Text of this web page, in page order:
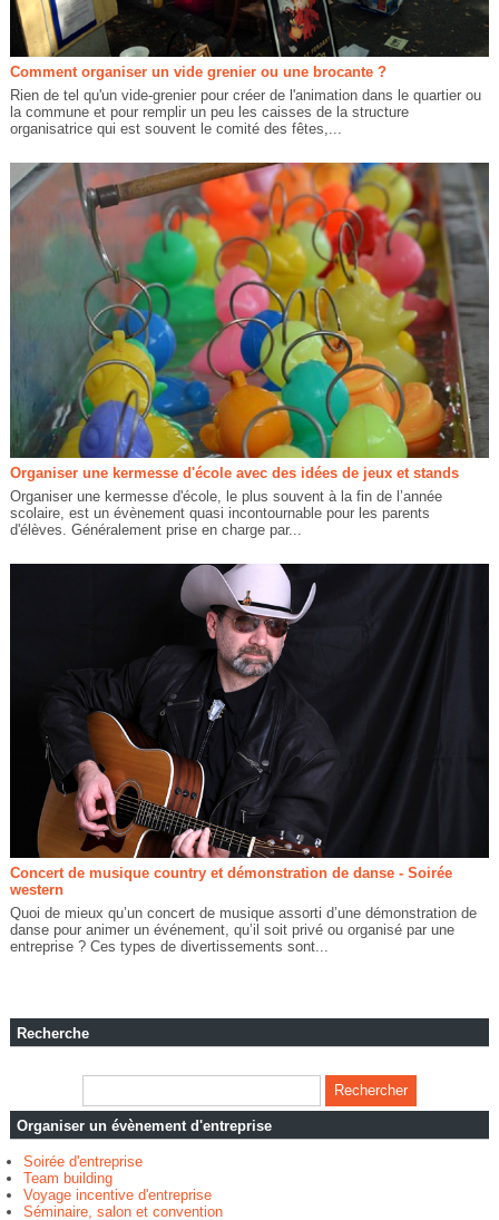
Comment organiser un vide grenier ou une brocante ?
Rien de tel qu'un vide-grenier pour créer de l'animation dans le quartier ou
la commune et pour remplir un peu les caisses de la structure
organisatrice qui est souvent le comité des fêtes,...
Organiser une kermesse d'école avec des idées de jeux et stands
Organiser une kermesse d'école, le plus souvent à la fin de l’année
scolaire, est un évènement quasi incontournable pour les parents
d'élèves. Généralement prise en charge par...
Concert de musique country et démonstration de danse - Soirée
western
Quoi de mieux qu’un concert de musique assorti d’une démonstration de
danse pour animer un événement, qu’il soit privé ou organisé par une
entreprise ? Ces types de divertissements sont...
Recherche
Organiser un évènement d'entreprise
Soirée d'entreprise
Team building
Voyage incentive d'entreprise
Séminaire, salon et convention